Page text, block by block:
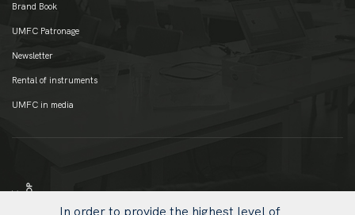
Brand Book
UMFC Patronage
Newsletter
Rental of instruments
UMFC in media
In order to provide the highest level of